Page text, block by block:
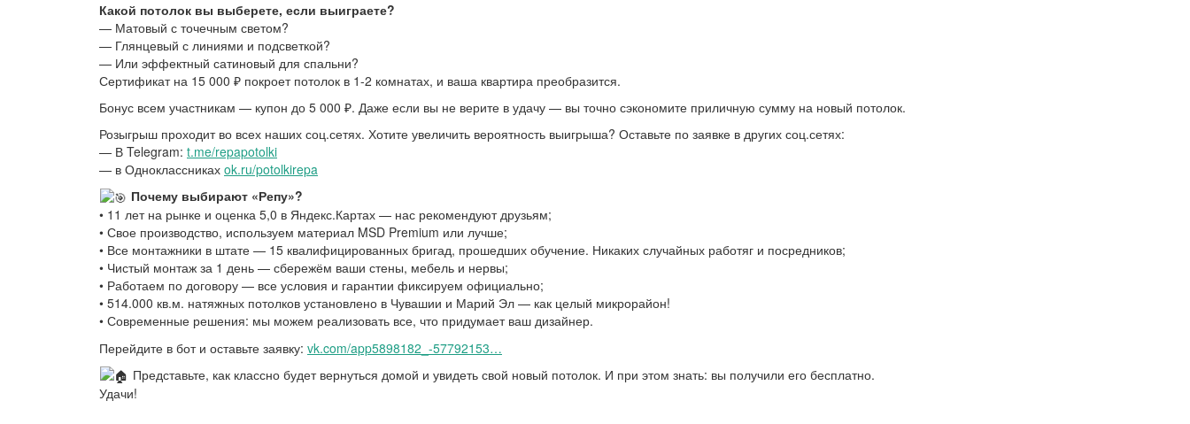
Какой потолок вы выберете, если выиграете?
— Матовый с точечным светом?
— Глянцевый с линиями и подсветкой?
— Или эффектный сатиновый для спальни?
Сертификат на 15 000 ₽ покроет потолок в 1-2 комнатах, и ваша квартира преобразится.
Бонус всем участникам — купон до 5 000 ₽. Даже если вы не верите в удачу — вы точно сэкономите приличную сумму на новый потолок.
Розыгрыш проходит во всех наших соц.сетях. Хотите увеличить вероятность выигрыша? Оставьте по заявке в других соц.сетях:
— В Telegram: t.me/repapotolki
— в Одноклассниках ok.ru/potolkirepa
Почему выбирают «Репу»?
• 11 лет на рынке и оценка 5,0 в Яндекс.Картах — нас рекомендуют друзьям;
• Свое производство, используем материал MSD Premium или лучше;
• Все монтажники в штате — 15 квалифицированных бригад, прошедших обучение. Никаких случайных работяг и посредников;
• Чистый монтаж за 1 день — сбережём ваши стены, мебель и нервы;
• Работаем по договору — все условия и гарантии фиксируем официально;
• 514.000 кв.м. натяжных потолков установлено в Чувашии и Марий Эл — как целый микрорайон!
• Современные решения: мы можем реализовать все, что придумает ваш дизайнер.
Перейдите в бот и оставьте заявку: vk.com/app5898182_-57792153…
Представьте, как классно будет вернуться домой и увидеть свой новый потолок. И при этом знать: вы получили его бесплатно.
Удачи!